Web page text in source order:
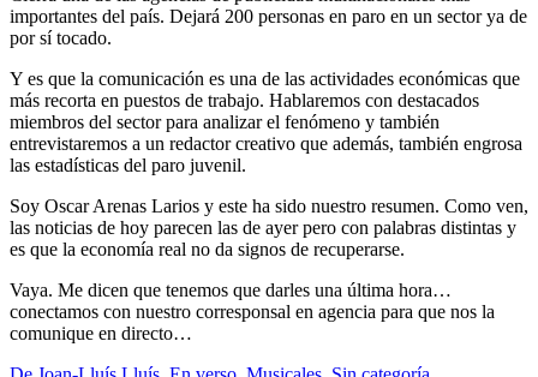
importantes del país. Dejará 200 personas en paro en un sector ya de
por sí tocado.
Y es que la comunicación es una de las actividades económicas que
más recorta en puestos de trabajo. Hablaremos con destacados
miembros del sector para analizar el fenómeno y también
entrevistaremos a un redactor creativo que además, también engrosa
las estadísticas del paro juvenil.
Soy Oscar Arenas Larios y este ha sido nuestro resumen. Como ven,
las noticias de hoy parecen las de ayer pero con palabras distintas y
es que la economía real no da signos de recuperarse.
Vaya. Me dicen que tenemos que darles una última hora…
conectamos con nuestro corresponsal en agencia para que nos la
comunique en directo…